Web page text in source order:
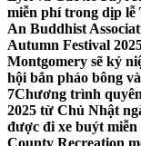
miễn phí trong dịp
An Buddhist
Autumn Festival
Montgomery sẽ kỷ
hội bắn pháo bông
7Chương trình
2025 từ Chủ Nhật
được đi xe buýt miễn